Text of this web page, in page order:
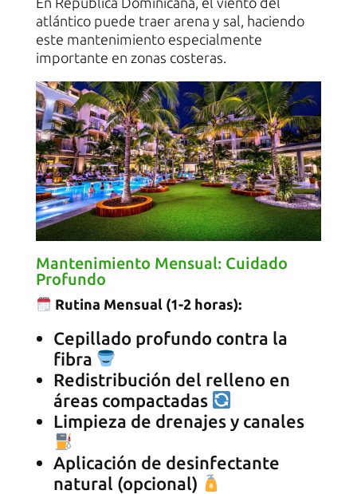
atlántico puede traer arena y sal, haciendo
este mantenimiento especialmente
importante en zonas costeras.
Mantenimiento Mensual: Cuidado
Profundo
Rutina Mensual (1-2 horas):
Cepillado profundo contra la
fibra
Redistribución del relleno en
áreas compactadas
Limpieza de drenajes y canales
Aplicación de desinfectante
natural (opcional)